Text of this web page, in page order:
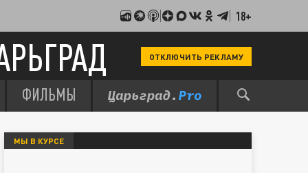
18+
ОТКЛЮЧИТЬ РЕКЛАМУ
ФИЛЬМЫ
МЫ В КУРСЕ